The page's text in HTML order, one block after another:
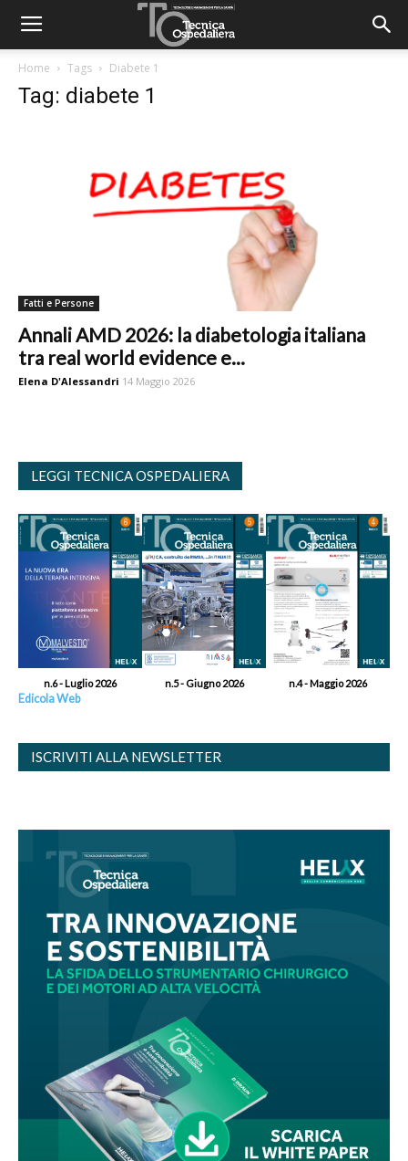
Home Tags Diabete 1
Tag: diabete 1
Fatti e Persone
Annali AMD 2026: la diabetologia italiana
tra real world evidence e...
Elena D'Alessandri 14 Maggio 2026
LEGGI TECNICA OSPEDALIERA
n.6 - Luglio 2026 n.5 - Giugno 2026 n.4 - Maggio 2026
Edicola Web
ISCRIVITI ALLA NEWSLETTER